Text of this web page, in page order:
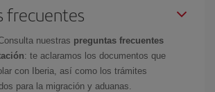
frecuentes
nuestras preguntas frecuentes
: te aclaramos los documentos que
con Iberia, así como los trámites
para la migración y aduanas.